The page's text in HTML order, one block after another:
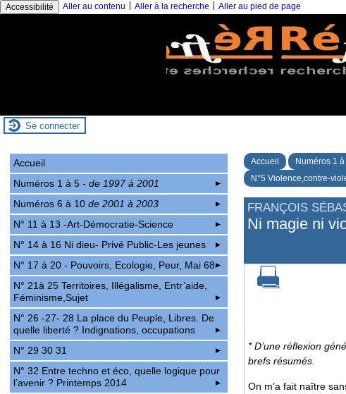
Accessibilité Aller au contenu Aller à la recherche Aller au pied de page
Se connecter
Accueil Numéros 1 à
N°5 Violence,contre-
FRANÇOIS
Ni magie ni
* D’une réflexion
brefs résumés.
On m’a fait naître
Accueil
Numéros 1 à 5- de 1997 à 2001
Numéros 6 à 10de 2001 à 2003
N° 11 à 13 -Art-Démocratie-Science
N° 14 à 16 Ni dieu- Privé Public-Les jeunes
N° 17 à 20 - Pouvoirs, Ecologie, Peur, Mai 68
N° 21à 25 Territoires, Illégalisme, Entr’aide,
Féminisme,Sujet
N° 26 -27- 28 La place du Peuple, Libres. De
quelle liberté ? Indignations, occupations
N° 29 30 31
N° 32 Entre techno et éco, quelle logique pour
l’avenir ? Printemps 2014